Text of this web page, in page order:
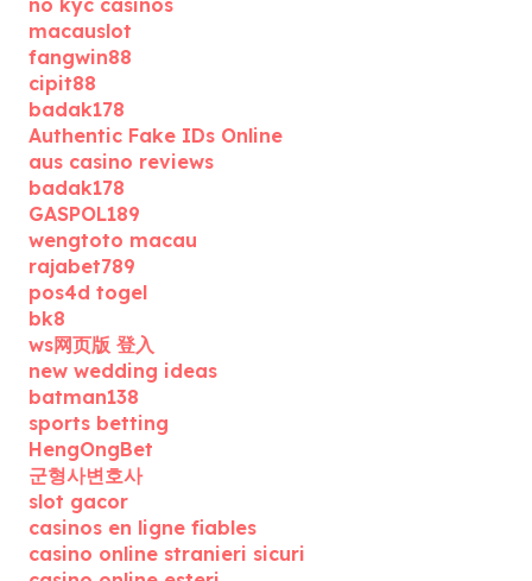
macauslot
fangwin88
cipit88
badak178
Authentic Fake IDs Online
aus casino reviews
badak178
GASPOL189
wengtoto macau
rajabet789
pos4d togel
bk8
ws网页版 登入
new wedding ideas
batman138
sports betting
HengOngBet
군형사변호사
slot gacor
casinos en ligne fiables
casino online stranieri sicuri